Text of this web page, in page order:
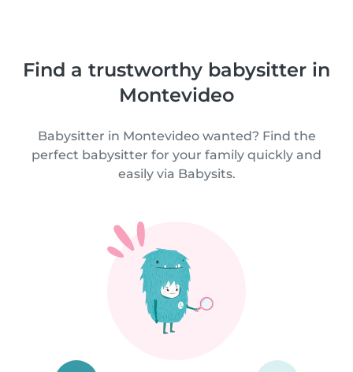
Find a trustworthy babysitter in
Montevideo
Babysitter in Montevideo wanted? Find the
perfect babysitter for your family quickly and
easily via Babysits.